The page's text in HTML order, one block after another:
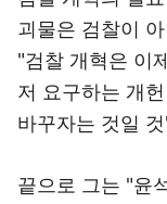
괴물은 검찰이
"검찰 개혁은 이
저 요구하는 개
바꾸자는 것일
끝으로 그는 "윤